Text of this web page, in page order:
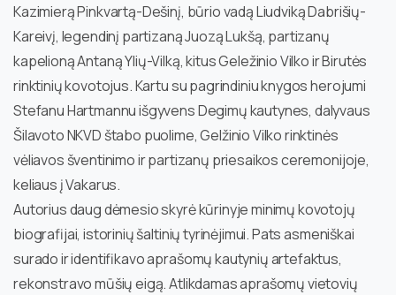
Kazimierą Pinkvartą-Dešinį, būrio vadą Liudviką Dabrišių-
Kareivį, legendinį partizaną Juozą Lukšą, partizanų
kapelioną Antaną Ylių-Vilką, kitus Geležinio Vilko ir Birutės
rinktinių kovotojus. Kartu su pagrindiniu knygos herojumi
Stefanu Hartmannu išgyvens Degimų kautynes, dalyvaus
Šilavoto NKVD štabo puolime, Gelžinio Vilko rinktinės
vėliavos šventinimo ir partizanų priesaikos ceremonijoje,
keliaus į Vakarus.
Autorius daug dėmesio skyrė kūrinyje minimų kovotojų
biografijai, istorinių šaltinių tyrinėjimui. Pats asmeniškai
surado ir identifikavo aprašomų kautynių artefaktus,
rekonstravo mūšių eigą. Atlikdamas aprašomų vietovių